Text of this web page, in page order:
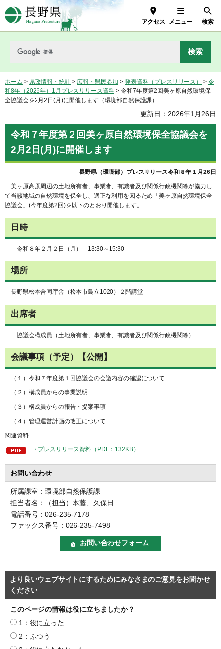
長野県Nagano Prefecture
アクセス メニュー 検索
ホーム > 県政情報・統計 > 広報・県民参加 > 発表資料（プレスリリース） > 令
和8年（2026年）1月プレスリリース資料 > 令和7年度第2回美ヶ原自然環境保
全協議会を2月2日(月)に開催します（環境部自然保護課）
更新日：2026年1月26日
令和７年度第２回美ヶ原自然環境保全協議会を
2月2日(月)に開催します
長野県（環境部）プレスリリース令和８年１月26日
美ヶ原高原周辺の土地所有者、事業者、有識者及び関係行政機関等が協力し
て当該地域の自然環境を保全し、適正な利用を図るため「美ヶ原自然環境保全
協議会」(今年度第2回)を以下のとおり開催します。
日時
令和８年２月２日（月） 13:30～15:30
場所
長野県松本合同庁舎（松本市島立1020）２階講堂
出席者
協議会構成員（土地所有者、事業者、有識者及び関係行政機関等）
会議事項（予定）【公開】
（１）令和７年度第１回協議会の会議内容の確認について
（２）構成員からの事業説明
（３）構成員からの報告・提案事項
（４）管理運営計画の改正について
関連資料
・プレスリリース資料（PDF：132KB）
お問い合わせ
所属課室：環境部自然保護課
担当者名：（担当）本藤、久保田
電話番号：026-235-7178
ファックス番号：026-235-7498
より良いウェブサイトにするためにみなさまのご意見をお聞かせ
ください
このページの情報は役に立ちましたか？
1：役に立った
2：ふつう